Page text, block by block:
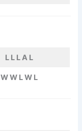
L L L A L
W W L W L